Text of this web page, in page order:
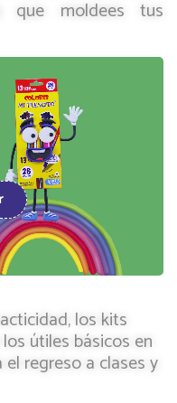
que moldees tus
los kits
útiles básicos en
regreso a clases y